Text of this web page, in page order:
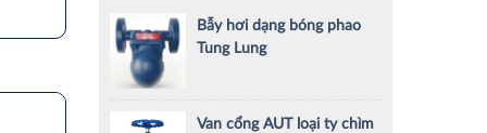
Bẫy hơi dạng bóng phao
Tung Lung
Van cổng AUT loại ty chìm